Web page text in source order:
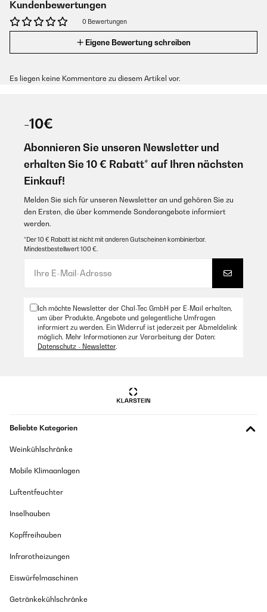
Kundenbewertungen
0 Bewertungen
Eigene Bewertung schreiben
Es liegen keine Kommentare zu diesem Artikel vor.
-10€
Abonnieren Sie unseren Newsletter und
erhalten Sie 10 € Rabatt* auf Ihren nächsten
Einkauf!
Melden Sie sich für unseren Newsletter an und gehören Sie zu
den Ersten, die über kommende Sonderangebote informiert
werden.
*Der 10 € Rabatt ist nicht mit anderen Gutscheinen kombinierbar.
Mindestbestellwert 100 €.
Ich möchte Newsletter der Chal-Tec GmbH per E-Mail erhalten,
um über Produkte, Angebote und gelegentliche Umfragen
informiert zu werden. Ein Widerruf ist jederzeit per Abmeldelink
möglich. Mehr Informationen zur Verarbeitung der Daten:
Datenschutz - Newsletter.
Beliebte Kategorien
Weinkühlschränke
Mobile Klimaanlagen
Luftentfeuchter
Inselhauben
Kopffreihauben
Infrarotheizungen
Eiswürfelmaschinen
Getränkekühlschränke